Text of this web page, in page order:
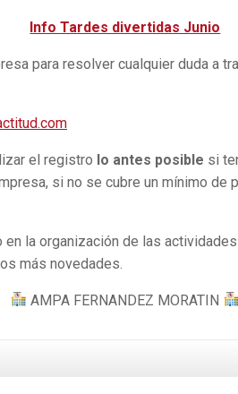
Info Tardes divertidas Junio
para resolver cualquier duda a
el registro lo antes posible si
si no se cubre un mínimo de
la organización de las
más novedades.
AMPA FERNANDEZ MORATIN